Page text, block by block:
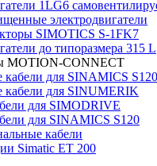
1LG6
электродвигатели
SIMOTICS S-1FK7
до типоразмера 315 L
MOTION-CONNECT
кабели для SINAMICS S120
кабели для SINUMERIK
для SIMODRIVE
для SINAMICS S120
кабели
Simatic ET 200